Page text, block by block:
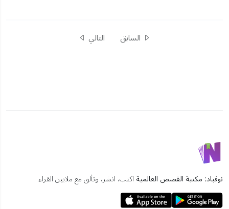
السابق التالي
نوفباد: مكتبة القصص العالمية اكتب، انشر، وتألق مع ملايين القراء.